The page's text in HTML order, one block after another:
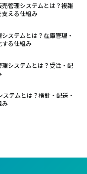
管理システムとは？複雑
支える仕組み
ステムとは？在庫管理・
する仕組み
システムとは？受注・配
テムとは？検針・配送・
み